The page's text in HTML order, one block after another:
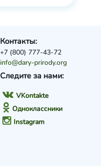
Следите за нами:
VKontakte
Одноклассники
Instagram
Контакты:
+7 (800) 777-43-72
info@dary-prirody.org